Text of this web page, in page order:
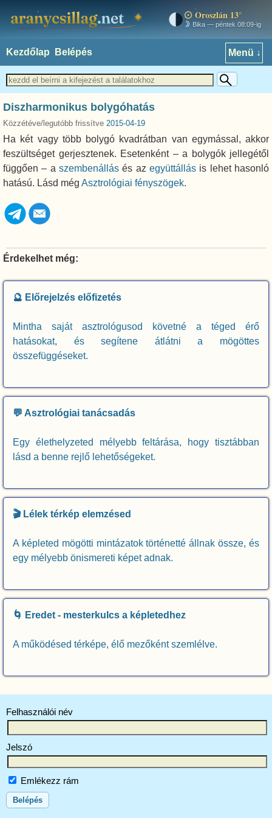
aranycsillag.net Oroszlán 13°
Bika — péntek 08:09-ig
Kezdőlap Belépés Menü ↓
Diszharmonikus bolygóhatás
Közzétéve/legutóbb frissítve 2015-04-19
Ha két vagy több bolygó kvadrátban van egymással, akkor
feszültséget gerjesztenek. Esetenként – a bolygók jellegétől
függően – a szembenállás és az együttállás is lehet hasonló
hatású. Lásd még Asztrológiai fényszögek.
Érdekelhet még:
🔮 Előrejelzés előfizetés
Mintha saját asztrológusod követné a téged érő
hatásokat, és segítene átlátni a mögöttes
összefüggéseket.
💬 Asztrológiai tanácsadás
Egy élethelyzeted mélyebb feltárása, hogy tisztábban
lásd a benne rejlő lehetőségeket.
🎬 Lélek térkép elemzésed
A képleted mögötti mintázatok történetté állnak össze, és
egy mélyebb önismereti képet adnak.
🌀 Eredet - mesterkulcs a képletedhez
A működésed térképe, élő mezőként szemlélve.
Felhasználói név
Jelszó
Emlékezz rám